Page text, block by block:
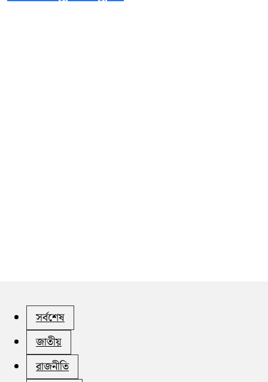
সর্বশেষ
জাতীয়
রাজনীতি